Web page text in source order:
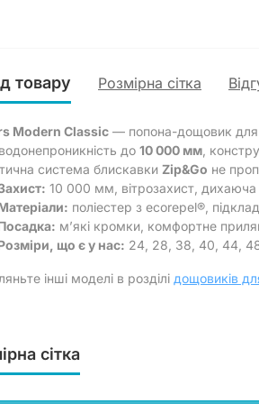
товару Розмірна сітка
Modern Classic — попона-дощовик для
до 10 000 мм ,
система блискавки Zip&Go не
10 000 мм, вітрозахист, дихаюча
поліестер з ecorepel®,
м’які кромки, комфортне
що є у нас: 24, 28, 38, 40, 44,
інші моделі в розділі дощовиків
сітка